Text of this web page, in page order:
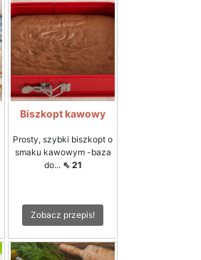
Biszkopt kawowy
Prosty, szybki biszkopt o
smaku kawowym -baza
do... ⇖ 21
Zobacz przepis!